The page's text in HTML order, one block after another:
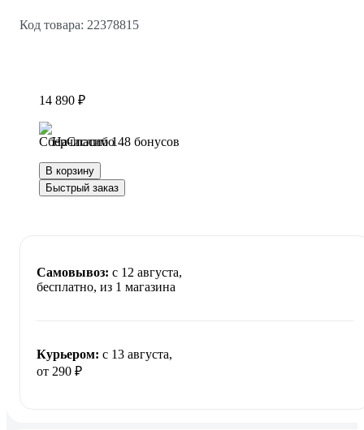
Код товара: 22378815
14 890 ₽
Начислим 148 бонусов
В корзину
Быстрый заказ
Самовывоз: c 12 августа,
бесплатно, из 1 магазина
Курьером: c 13 августа,
от 290 ₽